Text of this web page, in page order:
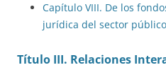
Capítulo VIII. De los
jurídica del sector
Título III. Relaciones